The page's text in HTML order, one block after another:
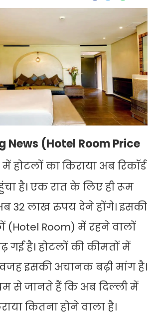
News (Hotel Room Price
में होटलों का किराया अब रिकॉर्ड
है। एक रात के लिए ही रूम
32 लाख रुपय देने होंगे। इसकी
(Hotel Room) में रहने वालों
गई है। होटलों की कीमतों में
इसकी अचानक बढ़ी मांग है।
से जानते हैं कि अब दिल्ली में
कितना होने वाला है।